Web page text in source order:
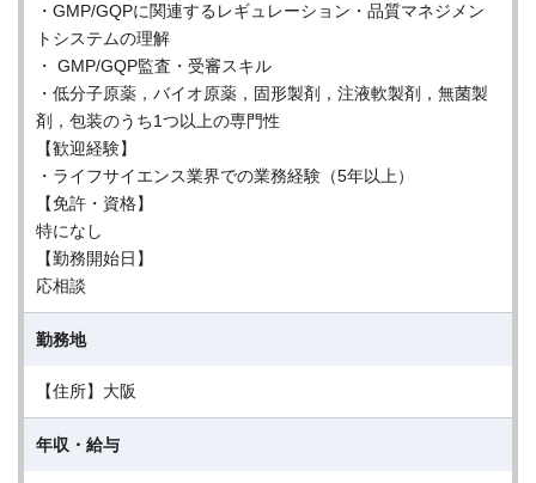
・GMP/GQPに関連するレギュレーション・品質マネジメン
トシステムの理解
・ GMP/GQP監査・受審スキル
・低分子原薬，バイオ原薬，固形製剤，注液軟製剤，無菌製
剤，包装のうち1つ以上の専門性
【歓迎経験】
・ライフサイエンス業界での業務経験（5年以上）
【免許・資格】
特になし
【勤務開始日】
応相談
勤務地
【住所】大阪
年収・給与